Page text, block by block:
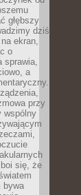
głębszy
dziś
ekran,
o
sprawia,
a
przy
wspólny
się, że
bywa